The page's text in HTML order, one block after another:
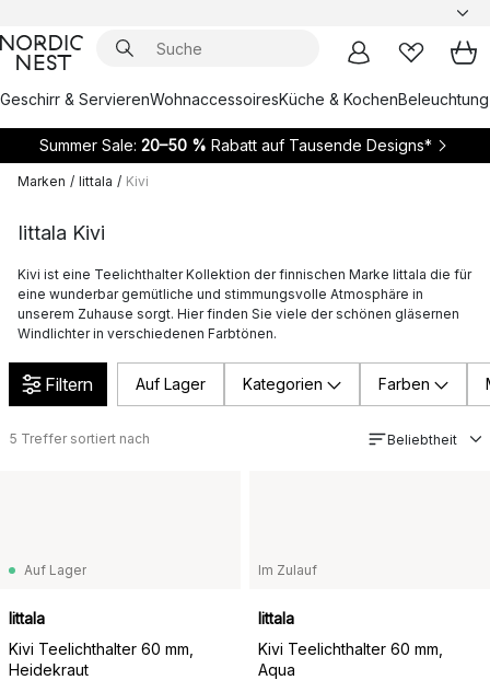
Geschirr & ServierenWohnaccessoiresKüche & KochenBeleuchtung
Summer Sale: 20–50 % Rabatt auf Tausende Designs*
Marken / Iittala / Kivi
Iittala Kivi
Kivi ist eine Teelichthalter Kollektion der finnischen Marke Iittala die für
eine wunderbar gemütliche und stimmungsvolle Atmosphäre in
unserem Zuhause sorgt. Hier finden Sie viele der schönen gläsernen
Windlichter in verschiedenen Farbtönen.
Filtern Auf Lager Kategorien Farben
5 Treffer sortiert nach Beliebtheit
Auf Lager
Iittala
Kivi Teelichthalter 60 mm,
Heidekraut
Im Zulauf
Iittala
Kivi Teelichthalter 60 mm,
Aqua